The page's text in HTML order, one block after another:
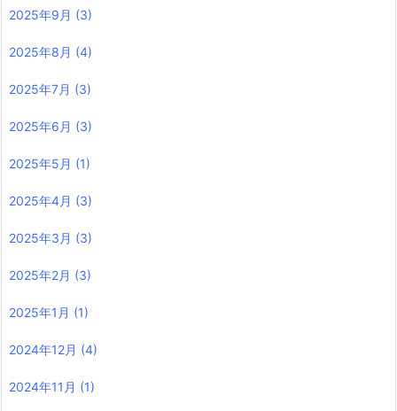
2025年9月 (3)
2025年8月 (4)
2025年7月 (3)
2025年6月 (3)
2025年5月 (1)
2025年4月 (3)
2025年3月 (3)
2025年2月 (3)
2025年1月 (1)
2024年12月 (4)
2024年11月 (1)